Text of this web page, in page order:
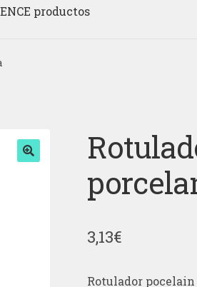
productos
3,13€
Rotulador